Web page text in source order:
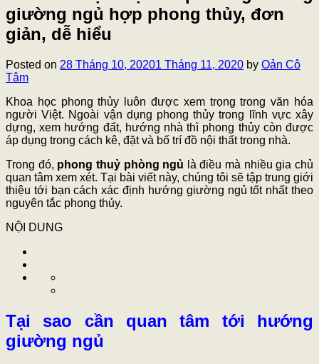
giường ngủ hợp phong thủy, đơn
giản, dễ hiểu
Posted on 28 Tháng 10, 20201 Tháng 11, 2020 by Oản Cô
Tâm
Khoa học phong thủy luôn được xem trọng trong văn hóa
người Việt. Ngoài vận dụng phong thủy trong lĩnh vực xây
dựng, xem hướng đất, hướng nhà thì phong thủy còn được
áp dụng trong cách kê, đặt và bố trí đồ nội thất trong nhà.
Trong đó, phong thuỷ phòng ngủ là điều mà nhiều gia chủ
quan tâm xem xét. Tại bài viết này, chúng tôi sẽ tập trung giới
thiệu tới bạn cách xác định hướng giường ngủ tốt nhất theo
nguyên tắc phong thủy.
NỘI DUNG
Tại sao cần quan tâm tới hướng
giường ngủ